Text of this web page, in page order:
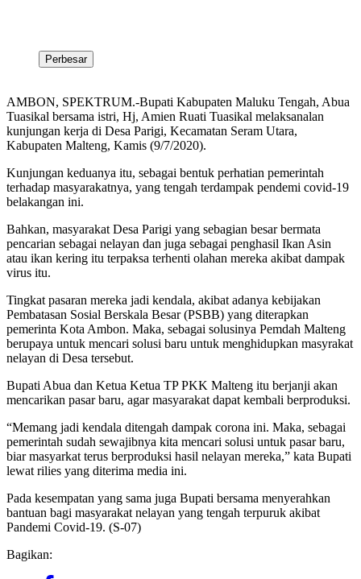
Perbesar
AMBON, SPEKTRUM.-Bupati Kabupaten Maluku Tengah, Abua
Tuasikal bersama istri, Hj, Amien Ruati Tuasikal melaksanalan
kunjungan kerja di Desa Parigi, Kecamatan Seram Utara,
Kabupaten Malteng, Kamis (9/7/2020).
Kunjungan keduanya itu, sebagai bentuk perhatian pemerintah
terhadap masyarakatnya, yang tengah terdampak pendemi covid-19
belakangan ini.
Bahkan, masyarakat Desa Parigi yang sebagian besar bermata
pencarian sebagai nelayan dan juga sebagai penghasil Ikan Asin
atau ikan kering itu terpaksa terhenti olahan mereka akibat dampak
virus itu.
Tingkat pasaran mereka jadi kendala, akibat adanya kebijakan
Pembatasan Sosial Berskala Besar (PSBB) yang diterapkan
pemerinta Kota Ambon. Maka, sebagai solusinya Pemdah Malteng
berupaya untuk mencari solusi baru untuk menghidupkan masyrakat
nelayan di Desa tersebut.
Bupati Abua dan Ketua Ketua TP PKK Malteng itu berjanji akan
mencarikan pasar baru, agar masyarakat dapat kembali berproduksi.
“Memang jadi kendala ditengah dampak corona ini. Maka, sebagai
pemerintah sudah sewajibnya kita mencari solusi untuk pasar baru,
biar masyarkat terus berproduksi hasil nelayan mereka,” kata Bupati
lewat rilies yang diterima media ini.
Pada kesempatan yang sama juga Bupati bersama menyerahkan
bantuan bagi masyarakat nelayan yang tengah terpuruk akibat
Pandemi Covid-19. (S-07)
Bagikan: